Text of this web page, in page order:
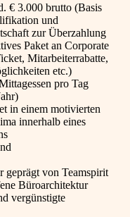
€ 3.000 brutto (Basis
und
zur Überzahlung
Paket an Corporate
Mitarbeiterrabatte,
etc.)
pro Tag
in einem motivierten
innerhalb eines
geprägt von Teamspirit
Büroarchitektur
vergünstigte